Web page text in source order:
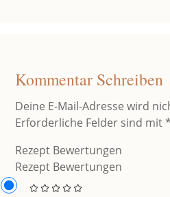
Kommentar Schreiben
Deine E-Mail-Adresse wird
Erforderliche Felder sind mit*
Rezept Bewertungen
Rezept Bewertungen